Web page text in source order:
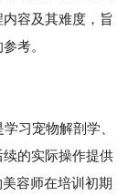
容及其难度，旨
考。
习宠物解剖学、
的实际操作提供
容师在培训初期